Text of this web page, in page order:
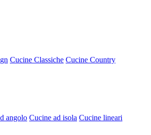
Cucine Classiche Cucine Country
angolo Cucine ad isola Cucine lineari